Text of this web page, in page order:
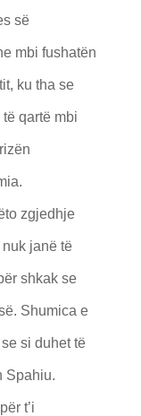
së
mbi fushatën
ku tha se
qartë mbi
zgjedhje
janë të
shkak se
Shumica e
si duhet të
Spahiu.
t’i